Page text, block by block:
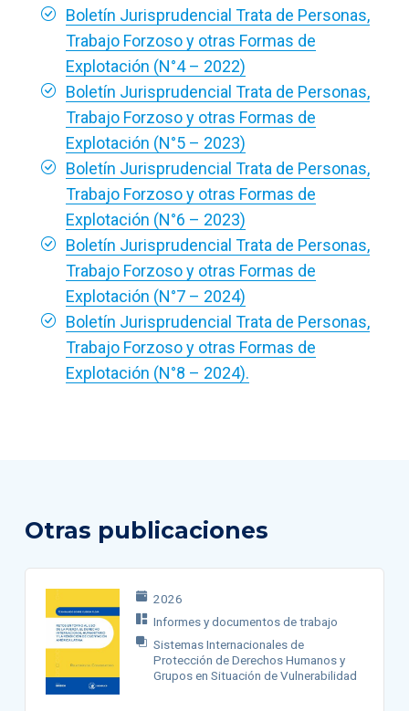
Boletín Jurisprudencial Trata de Personas,
Trabajo Forzoso y otras Formas de
Explotación (N°4 – 2022)
Boletín Jurisprudencial Trata de Personas,
Trabajo Forzoso y otras Formas de
Explotación (N°5 – 2023)
Boletín Jurisprudencial Trata de Personas,
Trabajo Forzoso y otras Formas de
Explotación (N°6 – 2023)
Boletín Jurisprudencial Trata de Personas,
Trabajo Forzoso y otras Formas de
Explotación (N°7 – 2024)
Boletín Jurisprudencial Trata de Personas,
Trabajo Forzoso y otras Formas de
Explotación (N°8 – 2024).
Otras publicaciones
2026
Informes y documentos de trabajo
Sistemas Internacionales de
Protección de Derechos Humanos y
Grupos en Situación de Vulnerabilidad